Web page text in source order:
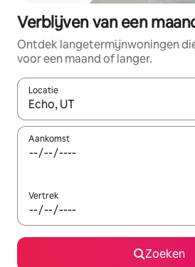
Verblijven van een
Ontdek langetermijnwoningen
voor een maand of langer.
Locatie
Wanneer er resultaten
Aankomst
Vertrek
Zoeken